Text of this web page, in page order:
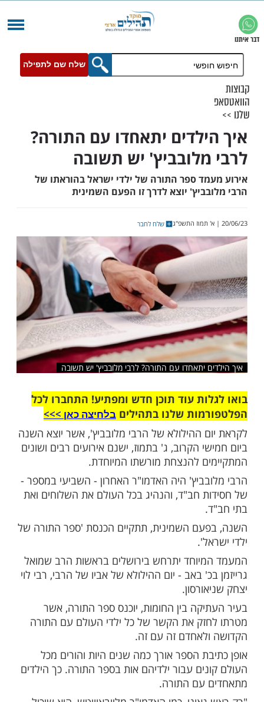
שלח שם לתפילה
יתאחדו עם התורה?
יש תשובה
ספר התורה של ילדי ישראל בהוראתו של
יוצא לדרך זו הפעם השמינית
שלח לחבר
יתאחדו עם התורה? לרבי מלובביץ' יש תשובה
עוד תוכן חדש ומפתיע! התחברו לכל
שלנו בתהילים
ההילולא של הרבי מלובביץ', אשר יוצא השנה
הקרוב, ג' בתמוז, ישנם אירועים רבים ושונים
להנצחת מורשתו המיוחדת.
היה האדמו"ר האחרון - השביעי במספר -
חב"ד, והנהיג בכל העולם את השלוחים ואת
השמינית, תתקיים הכנסת 'ספר התורה של